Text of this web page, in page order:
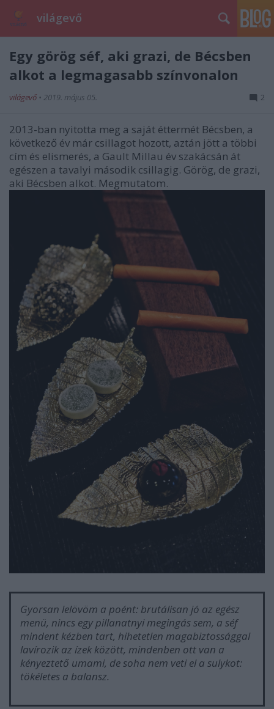
világevő
Egy görög séf, aki grazi, de Bécsben
alkot a legmagasabb színvonalon
világevő • 2019. május 05. 2
2013-ban nyitotta meg a saját éttermét Bécsben, a
következő év már csillagot hozott, aztán jött a többi
cím és elismerés, a Gault Millau év szakácsán át
egészen a tavalyi második csillagig. Görög, de grazi,
aki Bécsben alkot. Megmutatom.
Gyorsan lelövöm a poént: brutálisan jó az egész
menü, nincs egy pillanatnyi megingás sem, a séf
mindent kézben tart, hihetetlen magabiztossággal
lavírozik az ízek között, mindenben ott van a
kényeztető umami, de soha nem veti el a sulykot:
tökéletes a balansz.